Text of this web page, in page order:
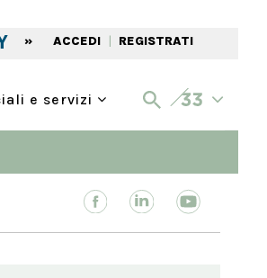
» ACCEDI | REGISTRATI
e servizi